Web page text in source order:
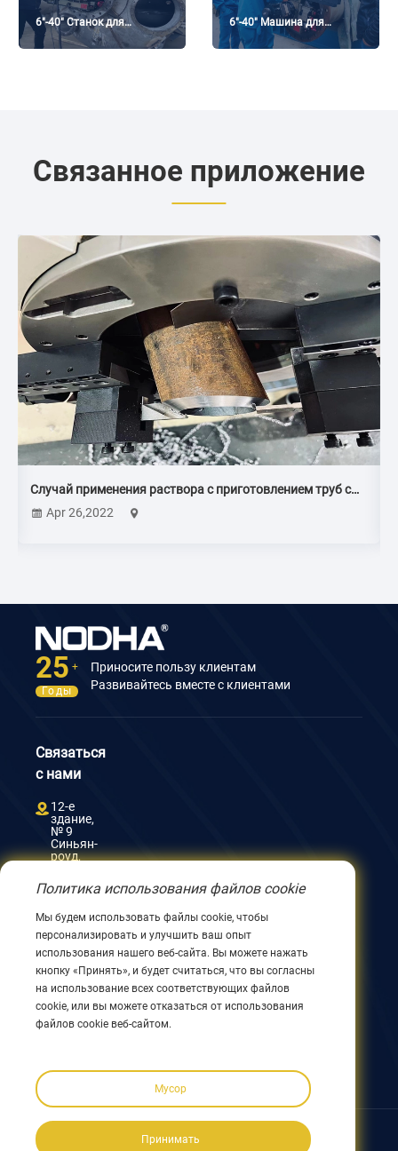
6″-40″ Станок для
обработки фланцев в
6″-40″ Машина для
обработки фланцев на
Связанное приложение
Случай применения раствора с приготовлением труб с
холодной обработкой
Apr 26,2022
25 +
Годы
Приносите пользу клиентам
Развивайтесь вместе с клиентами
Связаться
с нами
12-е
здание,
№ 9
Синьян-
роуд,
Цзянсу,
0086
510
8580
0086
152
5144
1199
Подписывайтесь на нас:
Политика использования файлов cookie
Мы будем использовать файлы cookie, чтобы
персонализировать и улучшить ваш опыт
использования нашего веб-сайта. Вы можете нажать
кнопку «Принять», и будет считаться, что вы согласны
на использование всех соответствующих файлов
cookie, или вы можете отказаться от использования
файлов cookie веб-сайтом.
Мусор
Принимать